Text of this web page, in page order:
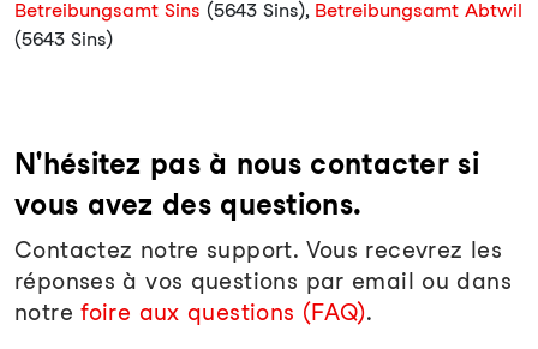
Betreibungsamt Sins (5643 Sins), Betreibungsamt Abtwil
(5643 Sins)
N'hésitez pas à nous contacter si
vous avez des questions.
Contactez notre support. Vous recevrez les
réponses à vos questions par email ou dans
notrefoire aux questions (FAQ).